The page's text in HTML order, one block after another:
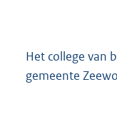
Het college van
gemeente